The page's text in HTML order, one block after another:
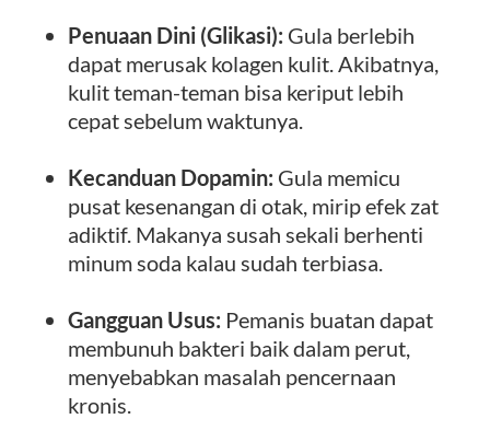
Penuaan Dini (Glikasi): Gula berlebih
dapat merusak kolagen kulit. Akibatnya,
kulit teman-teman bisa keriput lebih
cepat sebelum waktunya.
Kecanduan Dopamin: Gula memicu
pusat kesenangan di otak, mirip efek zat
adiktif. Makanya susah sekali berhenti
minum soda kalau sudah terbiasa.
Gangguan Usus: Pemanis buatan dapat
membunuh bakteri baik dalam perut,
menyebabkan masalah pencernaan
kronis.